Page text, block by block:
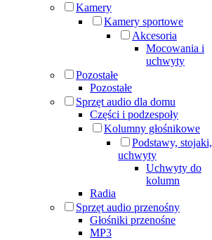
Kamery
Kamery sportowe
Akcesoria
Mocowania i
uchwyty
Pozostałe
Pozostałe
Sprzęt audio dla domu
Części i podzespoły
Kolumny głośnikowe
Podstawy, stojaki,
uchwyty
Uchwyty do
kolumn
Radia
Sprzęt audio przenośny
Głośniki przenośne
MP3